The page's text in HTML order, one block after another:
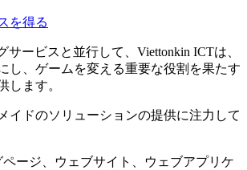
を得る
サービスと並行して、Viettonkin ICTは、
し、ゲームを変える重要な役割を果たす
します。
イドのソリューションの提供に注力して
ージ、ウェブサイト、ウェブアプリケ